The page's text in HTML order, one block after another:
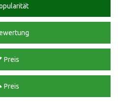
Preis
Preis